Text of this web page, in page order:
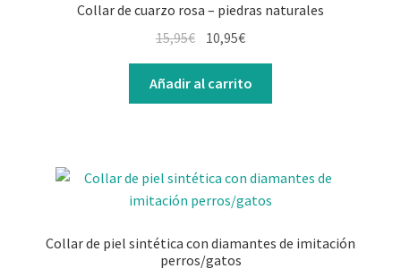
Collar de cuarzo rosa – piedras naturales
15,95€ 10,95€
Añadir al carrito
Collar de piel sintética con diamantes de imitación
perros/gatos